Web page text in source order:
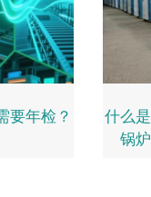
要年检？
什么
锅